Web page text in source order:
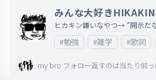
みんな大好き
グ
ヒカキン嫌いなやつ→ ”開示だ
#勉強 #雑学 #歌詞
my bro フォロー返すのは当たり前